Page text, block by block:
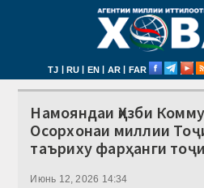
TJ | RU | EN | AR | FAR
Намояндаи Ҳизби
Осорхонаи миллии
таъриху фарҳанги
Июнь 12, 2026 14:34